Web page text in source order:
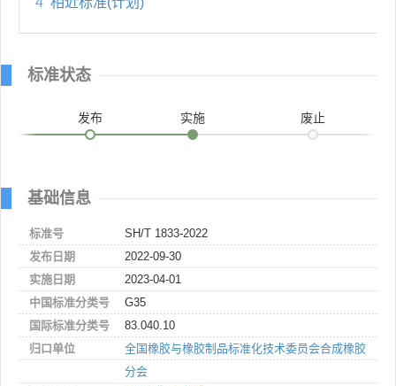
标准状态
发布 实施 废止
基础信息
标准号
SH/T 1833-2022
发布日期
2022-09-30
实施日期
2023-04-01
中国标准分类号
G35
国际标准分类号
83.040.10
归口单位
全国橡胶与橡胶制品标准化技术委员会合成橡胶
分会